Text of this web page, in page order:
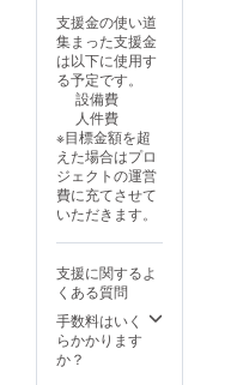
支援金の使い道
集まった支援金
は以下に使用す
る予定です。
設備費
人件費
※目標金額を超
えた場合はプロ
ジェクトの運営
費に充てさせて
いただきます。
支援に関するよ
くある質問
手数料はいく
らかかります
か？